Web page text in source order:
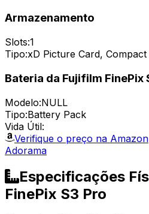
Armazenamento
Slots:1
Tipo:xD Picture Card,
Bateria da Fujifilm FinePix
Modelo:NULL
Tipo:Battery Pack
Vida Útil:
Verifique o preço na Amazon
Adorama
Especificações
FinePix S3 Pro